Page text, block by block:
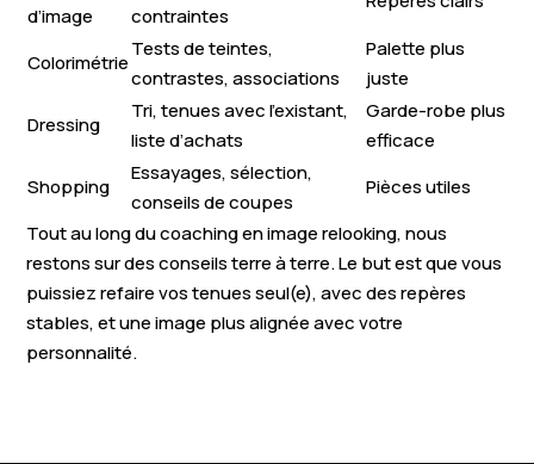
d’image contraintes
Colorimétrie
Tests de teintes,
contrastes, associations
Palette plus
juste
Dressing
Tri, tenues avec l’existant,
liste d’achats
Garde-robe plus
efficace
Shopping
Essayages, sélection,
conseils de coupes
Pièces utiles
Tout au long du coaching en image relooking, nous
restons sur des conseils terre à terre. Le but est que vous
puissiez refaire vos tenues seul(e), avec des repères
stables, et une image plus alignée avec votre
personnalité.